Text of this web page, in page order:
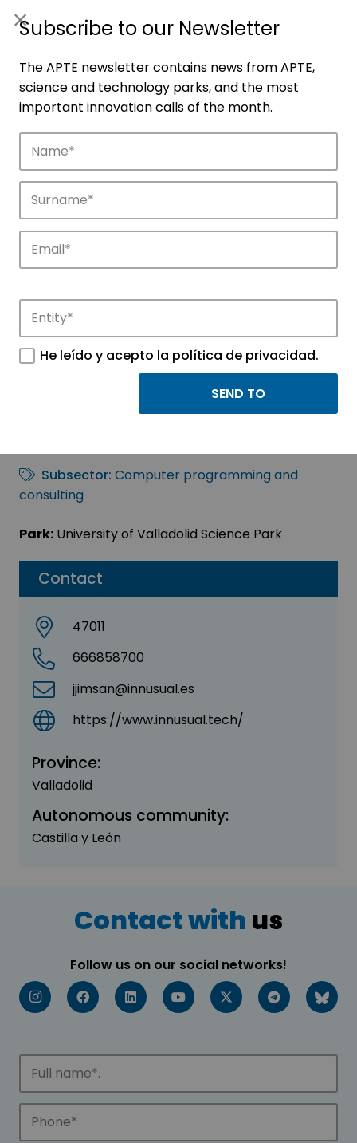
Companies
Discover the companies that drive
innovation in APTE’s parks.
Contact
47011
666858700
jjimsan@innusual.es
https://www.innusual.tech/
Province:
Valladolid
Autonomous community:
Castilla y León
Innusual
Subsector: Computer programming and
consulting
Park: University of Valladolid Science Park
Contact with us
Follow us on our social networks!
Subscribe to our Newsletter
The APTE newsletter contains news from APTE,
science and technology parks, and the most
important innovation calls of the month.
He leído y acepto la política de privacidad.